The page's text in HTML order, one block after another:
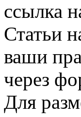
ссылка
Статьи
ваши
через
Для